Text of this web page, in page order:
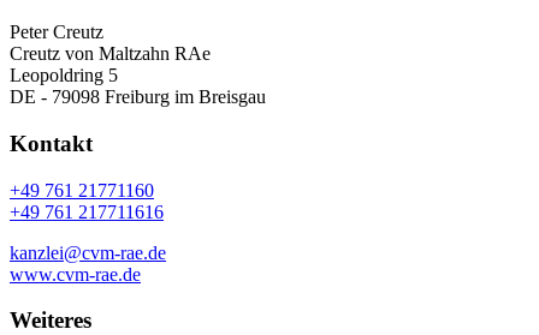
Peter Creutz
Creutz von Maltzahn RAe
Leopoldring 5
DE - 79098 Freiburg im Breisgau
Kontakt
+49 761 21771160
+49 761 217711616
kanzlei@cvm-rae.de
www.cvm-rae.de
Weiteres